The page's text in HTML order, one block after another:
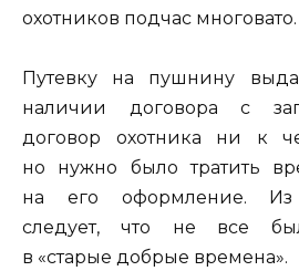
охотников подчас многовато.
Путевку на пушнину
наличии договора с
договор охотника ни к
но нужно было тратить
на его оформление. Из
следует, что не все
в «старые добрые времена».